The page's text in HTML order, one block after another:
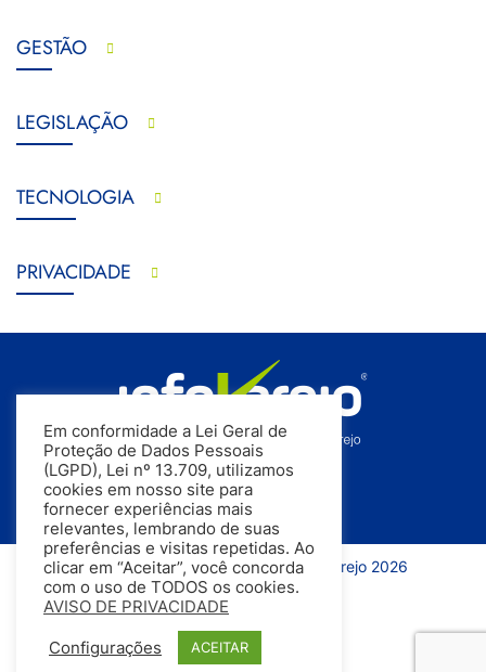
GESTÃO
LEGISLAÇÃO
TECNOLOGIA
PRIVACIDADE
Todos os direitos reservados | InfoVarejo 2026
Em conformidade a Lei Geral de
Proteção de Dados Pessoais
(LGPD), Lei nº 13.709, utilizamos
cookies em nosso site para
fornecer experiências mais
relevantes, lembrando de suas
preferências e visitas repetidas. Ao
clicar em “Aceitar”, você concorda
com o uso de TODOS os cookies.
AVISO DE PRIVACIDADE
Configurações ACEITAR